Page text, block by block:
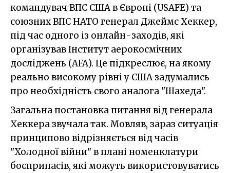
командувач ВПС США в Європі (USAFE) та
союзних ВПС НАТО генерал Джеймс Хеккер,
під час одного із онлайн-заходів, які
організував Інститут аерокосмічних
досліджень (AFA). Це підкреслює, на якому
реально високому рівні у США задумались
про необхідність свого аналога "Шахеда".
Загальна постановка питання від генерала
Хеккера звучала так. Мовляв, зараз ситуація
принципово відрізняється від часів
"Холодної війни" в плані номенклатури
боєприпасів, які можуть використовуватись